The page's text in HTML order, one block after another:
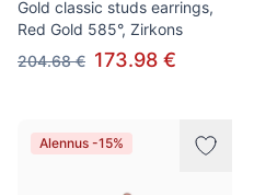
Gold classic studs earrings,
Red Gold 585°, Zirkons
204.68 € 173.98 €
Alennus -15%